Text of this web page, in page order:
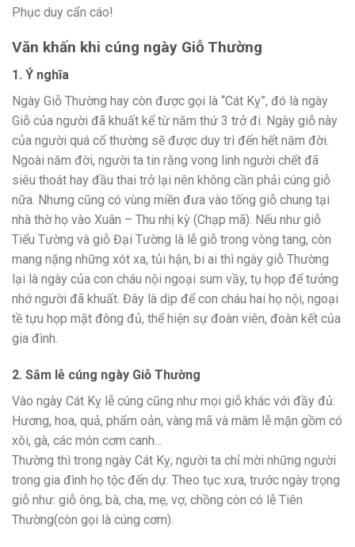
Phục duy cẩn cáo!
Văn khấn khi cúng ngày Giỗ Thường
1. Ý nghĩa
Ngày Giỗ Thường hay còn được gọi là “Cát Kỵ”, đó là ngày
Giỗ của người đã khuất kể từ năm thứ 3 trở đi. Ngày giỗ này
của người quá cố thường sẽ được duy trì đến hết năm đời.
Ngoài năm đời, người ta tin rằng vong linh người chết đã
siêu thoát hay đầu thai trở lại nên không cần phải cúng giỗ
nữa. Nhưng cũng có vùng miền đưa vào tống giỗ chung tại
nhà thờ họ vào Xuân – Thu nhị kỳ (Chạp mã). Nếu như giỗ
Tiểu Tường và giỗ Đại Tường là lễ giỗ trong vòng tang, còn
mang nặng những xót xa, tủi hận, bi ai thì ngày giỗ Thường
lại là ngày của con cháu nội ngoại sum vầy, tụ họp để tưởng
nhớ người đã khuất. Đây là dịp để con cháu hai họ nội, ngoại
tề tựu họp mặt đông đủ, thể hiện sự đoàn viên, đoàn kết của
gia đình.
2. Sắm lễ cúng ngày Giỗ Thường
Vào ngày Cát Kỵ lễ cúng cũng như mọi giỗ khác với đầy đủ:
Hương, hoa, quả, phẩm oản, vàng mã và mâm lễ mặn gồm có
xôi, gà, các món cơm canh…
Thường thì trong ngày Cát Kỵ, người ta chỉ mời những người
trong gia đình họ tộc đến dự. Theo tục xưa, trước ngày trọng
giỗ như: giỗ ông, bà, cha, mẹ, vợ, chồng còn có lễ Tiên
Thường(còn gọi là cúng cơm).